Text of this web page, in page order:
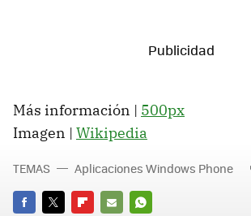
Más información | 500px
Imagen | Wikipedia
TEMAS Aplicaciones Windows Phone